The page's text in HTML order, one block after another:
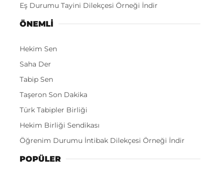
Eş Durumu Tayini Dilekçesi Örneği İndir
ÖNEMLI
Hekim Sen
Saha Der
Tabip Sen
Taşeron Son Dakika
Türk Tabipler Birliği
Hekim Birliği Sendikası
Öğrenim Durumu İntibak Dilekçesi Örneği İndir
POPÜLER